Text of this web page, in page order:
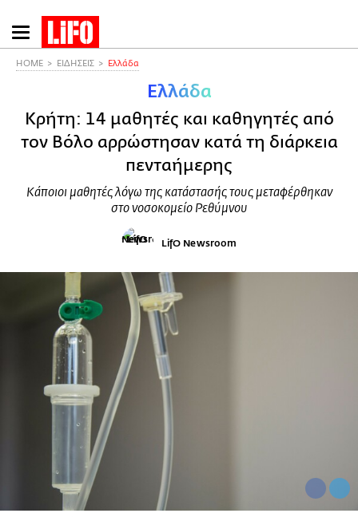
Παράκαμψη
προς
HOME ΕΙΔΗΣΕΙΣ Ελλάδα
Ελλάδα
Κρήτη: 14 μαθητές και καθηγητές από
τον Βόλο αρρώστησαν κατά τη διάρκεια
πενταήμερης
Κάποιοι μαθητές λόγω της κατάστασής τους μεταφέρθηκαν
στο νοσοκομείο Ρεθύμνου
LifO Newsroom